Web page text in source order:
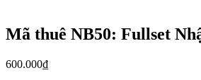
Mã thuê NB50: Fullset
600.000₫